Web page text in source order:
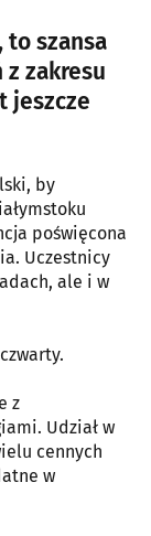
to szansa
zakresu
jeszcze
by
poświęcona
Uczestnicy
ale i w
z
Udział w
cennych
w